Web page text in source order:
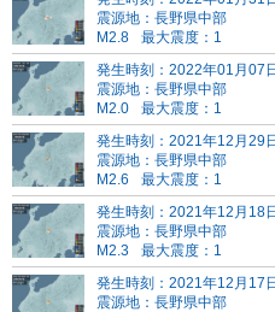
震源地：長野県中部
M2.8
最大震度：1
発生時刻：2022年01月07
震源地：長野県中部
M2.0
最大震度：1
発生時刻：2021年12月29
震源地：長野県中部
M2.6
最大震度：1
発生時刻：2021年12月18
震源地：長野県中部
M2.3
最大震度：1
発生時刻：2021年12月17
震源地：長野県中部